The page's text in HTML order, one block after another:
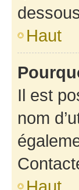
Haut
Il est
nom